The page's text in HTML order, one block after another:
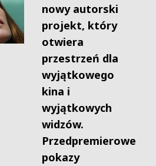
nowy autorski
projekt, który
otwiera
przestrzeń dla
wyjątkowego
kina i
wyjątkowych
widzów.
Przedpremierowe
pokazy